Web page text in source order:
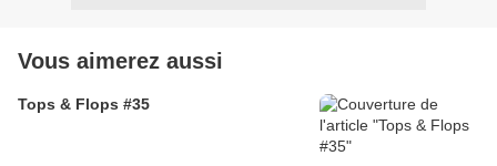
Vous aimerez aussi
Tops & Flops #35